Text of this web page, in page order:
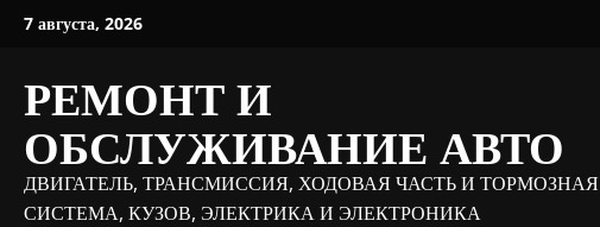
Перейти
7 августа, 2026
РЕМОНТ И
ОБСЛУЖИВАНИЕ АВТО
ДВИГАТЕЛЬ, ТРАНСМИССИЯ, ХОДОВАЯ ЧАСТЬ И ТОРМОЗНАЯ
СИСТЕМА, КУЗОВ, ЭЛЕКТРИКА И ЭЛЕКТРОНИКА